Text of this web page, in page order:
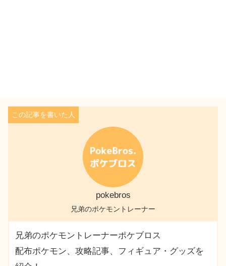
pokebros
兄弟のポケモントレーナー
兄弟のポケモントレーナーポケブロス
配布ポケモン、攻略記事、フィギュア・グッズを